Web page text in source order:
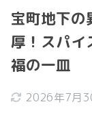
宝町地下の
厚！スパイ
福の一皿
2026年7月